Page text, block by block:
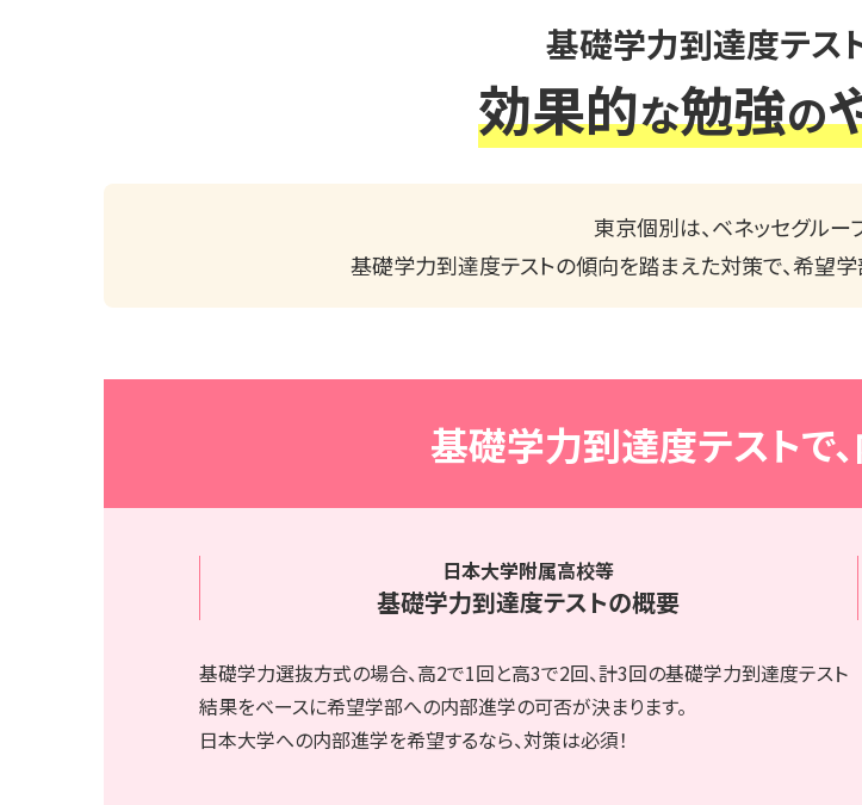
基礎学力到達度テス
効果的な勉強の
東京個別は、ベネッセグルー
基礎学力到達度テストの傾向を踏まえた対策で、希望学
基礎学力到達度テストで、
基礎学力選抜方式の場合、高2で1回と高3で2回、計3回の基礎学力到達度テスト
結果をベースに希望学部への内部進学の可否が決まります。
日本大学への内部進学を希望するなら、対策は必須！
日本大学附属高校等
基礎学力到達度テストの概要